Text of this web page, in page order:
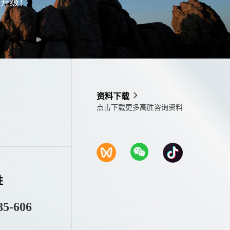
级！
606
资料下载
点击下载更多高胜咨询资料